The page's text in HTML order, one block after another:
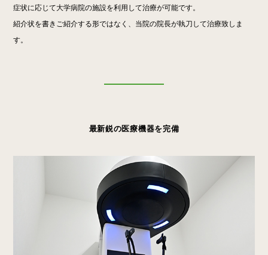
症状に応じて大学病院の施設を利用して治療が可能です。
紹介状を書きご紹介する形ではなく、当院の院長が執刀して治療致しま
す。
最新鋭の医療機器を完備